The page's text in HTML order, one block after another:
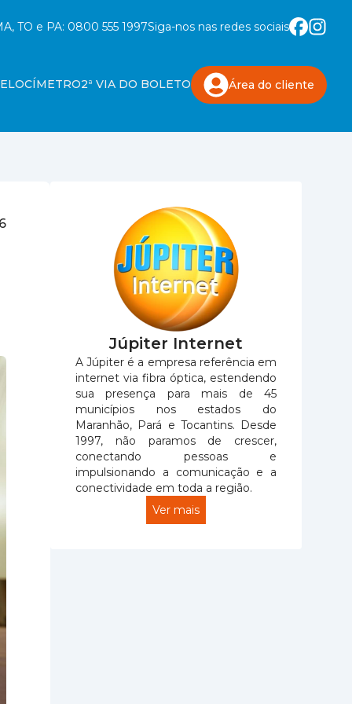
TO e PA: 0800 555 1997Siga-nos nas redes sociais
2ª VIA DO BOLETO Área do cliente
Júpiter Internet
A Júpiter é a empresa referência em
internet via fibra óptica, estendendo
sua presença para mais de 45
municípios nos estados do
Maranhão, Pará e Tocantins. Desde
1997, não paramos de crescer,
conectando pessoas e
impulsionando a comunicação e a
conectividade em toda a região.
Ver mais